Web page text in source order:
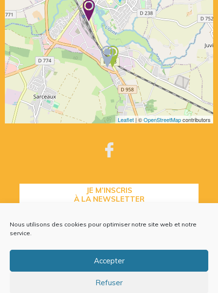
Nous utilisons des cookies pour optimiser notre site web et notre
service.
Accepter
Refuser
Leaflet | ©OpenStreetMapcontributors
JE M’INSCRIS
À LA NEWSLETTER